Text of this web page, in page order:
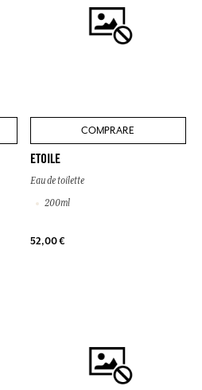
COMPRARE
ETOILE
Eau de toilette
200ml
52,00 €